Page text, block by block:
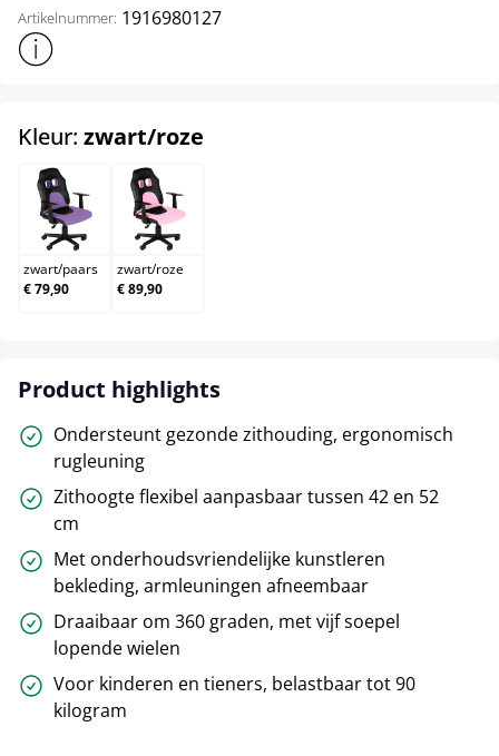
Artikelnummer: 1916980127
Toon meer productinformatie
Kleur: zwart/roze
zwart/paars
zwart/paars
€ 79,90
zwart/roze
zwart/roze
€ 89,90
Product highlights
Ondersteunt gezonde zithouding, ergonomisch
rugleuning
Zithoogte flexibel aanpasbaar tussen 42 en 52
cm
Met onderhoudsvriendelijke kunstleren
bekleding, armleuningen afneembaar
Draaibaar om 360 graden, met vijf soepel
lopende wielen
Voor kinderen en tieners, belastbaar tot 90
kilogram